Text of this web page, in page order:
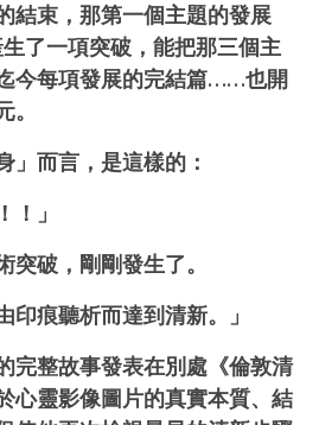
結束，那第一個主題的發展
了一項突破，能把那三個主
今每項發展的完結篇……也開
」而言，是這樣的：
！」
突破，剛剛發生了。
印痕聽析而達到清新。」
完整故事發表在別處《倫敦清
心靈影像圖片的真實本質、結